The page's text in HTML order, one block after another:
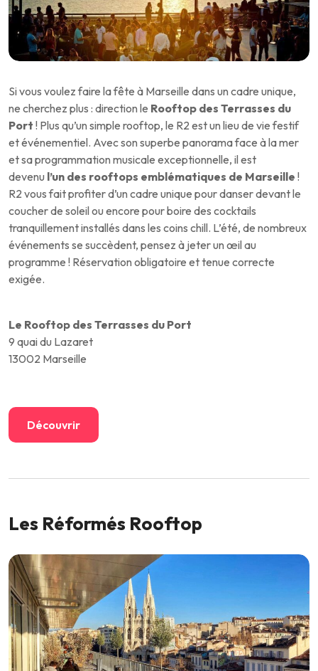
Si vous voulez faire la fête à Marseille dans un cadre unique,
ne cherchez plus : direction le Rooftop des Terrasses du
Port ! Plus qu’un simple rooftop, le R2 est un lieu de vie festif
et événementiel. Avec son superbe panorama face à la mer
et sa programmation musicale exceptionnelle, il est
devenu l’un des rooftops emblématiques de Marseille !
R2 vous fait profiter d’un cadre unique pour danser devant le
coucher de soleil ou encore pour boire des cocktails
tranquillement installés dans les coins chill. L’été, de nombreux
événements se succèdent, pensez à jeter un œil au
programme ! Réservation obligatoire et tenue correcte
exigée.
Le Rooftop des Terrasses du Port
9 quai du Lazaret
13002 Marseille
Découvrir
Les Réformés Rooftop